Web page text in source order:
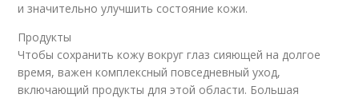
и значительно улучшить состояние кожи.
Продукты
Чтобы сохранить кожу вокруг глаз сияющей на долгое
время, важен комплексный повседневный уход,
включающий продукты для этой области. Большая